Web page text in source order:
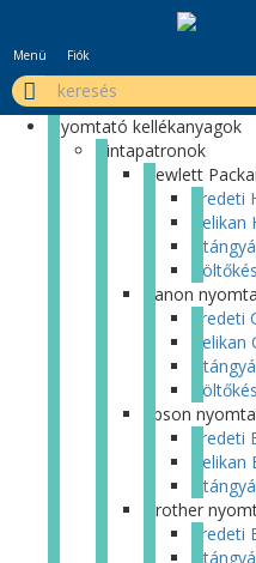
Menü Fiók
Nyomtató kellékanyagok
Tintapatronok
Hewlett
Eredeti
Pelikan
Canon
Eredeti
Epson
Eredeti
Brother